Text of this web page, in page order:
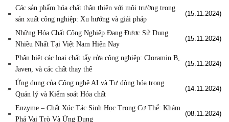
Các sản phẩm hóa chất thân thiện với môi trường trong
sản xuất công nghiệp: Xu hướng và giải pháp
(15.11.2024)
Những Hóa Chất Công Nghiệp Đang Được Sử Dụng
Nhiều Nhất Tại Việt Nam Hiện Nay
(15.11.2024)
Phân biệt các loại chất tẩy rửa công nghiệp: Cloramin B,
Javen, và các chất thay thế
(15.11.2024)
Ứng dụng của Công nghệ AI và Tự động hóa trong
Quản lý và Kiểm soát Hóa chất
(14.11.2024)
Enzyme – Chất Xúc Tác Sinh Học Trong Cơ Thể: Khám
Phá Vai Trò Và Ứng Dụng
(08.11.2024)